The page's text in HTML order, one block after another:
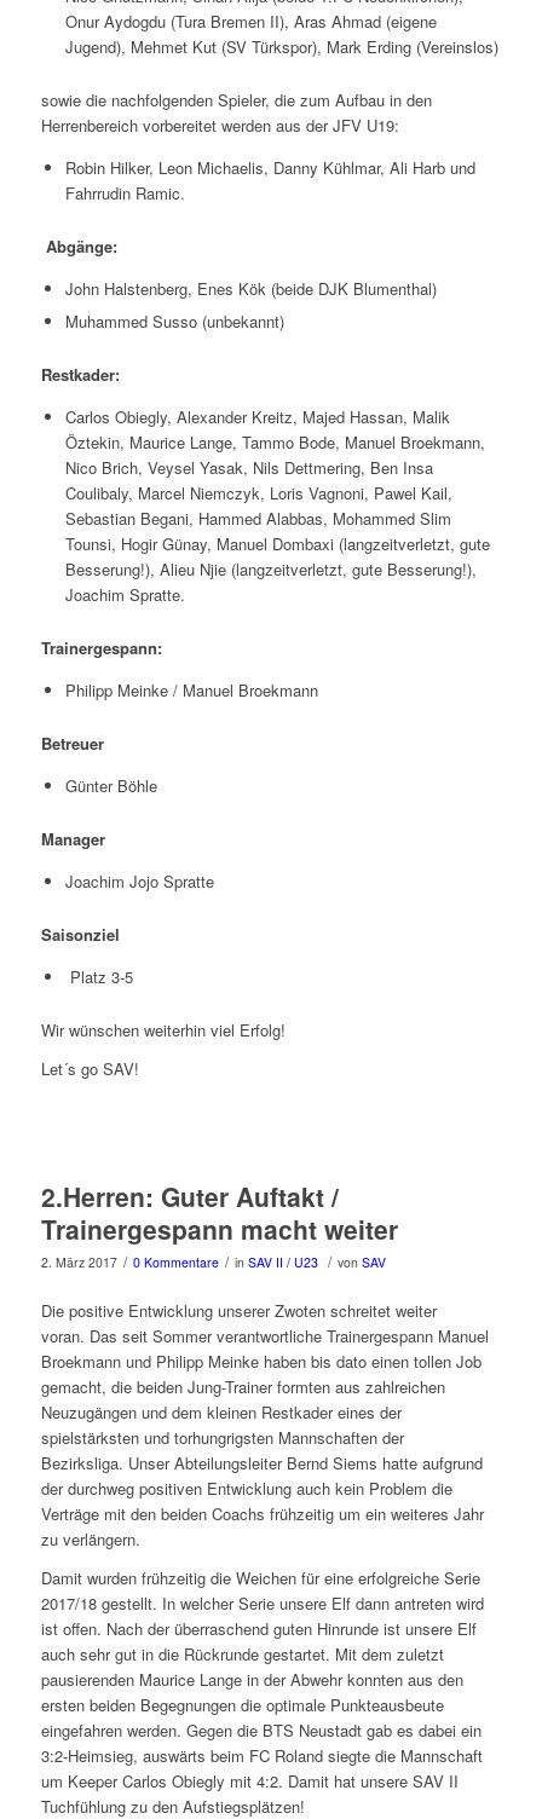
Onur Aydogdu (Tura Bremen II), Aras Ahmad (eigene
Jugend), Mehmet Kut (SV Türkspor), Mark Erding (Vereinslos)
sowie die nachfolgenden Spieler, die zum Aufbau in den
Herrenbereich vorbereitet werden aus der JFV U19:
Robin Hilker, Leon Michaelis, Danny Kühlmar, Ali Harb und
Fahrrudin Ramic.
Abgänge:
John Halstenberg, Enes Kök (beide DJK Blumenthal)
Muhammed Susso (unbekannt)
Restkader:
Carlos Obiegly, Alexander Kreitz, Majed Hassan, Malik
Öztekin, Maurice Lange, Tammo Bode, Manuel Broekmann,
Nico Brich, Veysel Yasak, Nils Dettmering, Ben Insa
Coulibaly, Marcel Niemczyk, Loris Vagnoni, Pawel Kail,
Sebastian Begani, Hammed Alabbas, Mohammed Slim
Tounsi, Hogir Günay, Manuel Dombaxi (langzeitverletzt, gute
Besserung!), Alieu Njie (langzeitverletzt, gute Besserung!),
Joachim Spratte.
Trainergespann:
Philipp Meinke / Manuel Broekmann
Betreuer
Günter Böhle
Manager
Joachim Jojo Spratte
Saisonziel
Platz 3-5
Wir wünschen weiterhin viel Erfolg!
Let´s go SAV!
2.Herren: Guter Auftakt /
Trainergespann macht weiter
2. März 2017 / 0 Kommentare / in SAV II / U23 / von SAV
Die positive Entwicklung unserer Zwoten schreitet weiter
voran. Das seit Sommer verantwortliche Trainergespann Manuel
Broekmann und Philipp Meinke haben bis dato einen tollen Job
gemacht, die beiden Jung-Trainer formten aus zahlreichen
Neuzugängen und dem kleinen Restkader eines der
spielstärksten und torhungrigsten Mannschaften der
Bezirksliga. Unser Abteilungsleiter Bernd Siems hatte aufgrund
der durchweg positiven Entwicklung auch kein Problem die
Verträge mit den beiden Coachs frühzeitig um ein weiteres Jahr
zu verlängern.
Damit wurden frühzeitig die Weichen für eine erfolgreiche Serie
2017/18 gestellt. In welcher Serie unsere Elf dann antreten wird
ist offen. Nach der überraschend guten Hinrunde ist unsere Elf
auch sehr gut in die Rückrunde gestartet. Mit dem zuletzt
pausierenden Maurice Lange in der Abwehr konnten aus den
ersten beiden Begegnungen die optimale Punkteausbeute
eingefahren werden. Gegen die BTS Neustadt gab es dabei ein
3:2-Heimsieg, auswärts beim FC Roland siegte die Mannschaft
um Keeper Carlos Obiegly mit 4:2. Damit hat unsere SAV II
Tuchfühlung zu den Aufstiegsplätzen!